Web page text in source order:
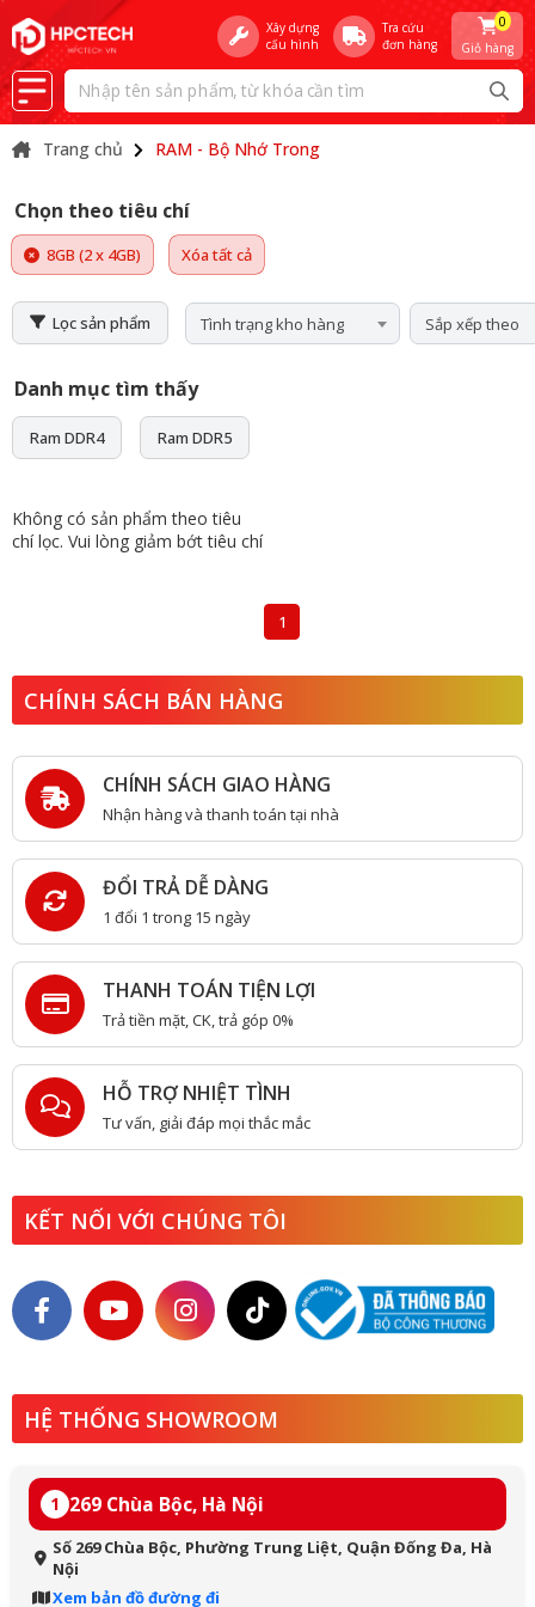
Xây dựng
cấu hình
Tra cứu
đơn hàng
Giỏ hàng
0
Trang chủ RAM - Bộ Nhớ Trong
Chọn theo tiêu chí
8GB (2 x 4GB) Xóa tất cả
Lọc sản phẩm Tình trạng kho hàng Sắp xếp theo
Danh mục tìm thấy
Ram DDR4 Ram DDR5
Không có sản phẩm theo tiêu
chí lọc. Vui lòng giảm bớt tiêu chí
1
CHÍNH SÁCH BÁN HÀNG
CHÍNH SÁCH GIAO HÀNG
Nhận hàng và thanh toán tại nhà
ĐỔI TRẢ DỄ DÀNG
1 đổi 1 trong 15 ngày
THANH TOÁN TIỆN LỢI
Trả tiền mặt, CK, trả góp 0%
HỖ TRỢ NHIỆT TÌNH
Tư vấn, giải đáp mọi thắc mắc
KẾT NỐI VỚI CHÚNG TÔI
HỆ THỐNG SHOWROOM
1 269 Chùa Bộc, Hà Nội
Số 269 Chùa Bộc, Phường Trung Liệt, Quận Đống Đa, Hà
Nội
Xem bản đồ đường đi